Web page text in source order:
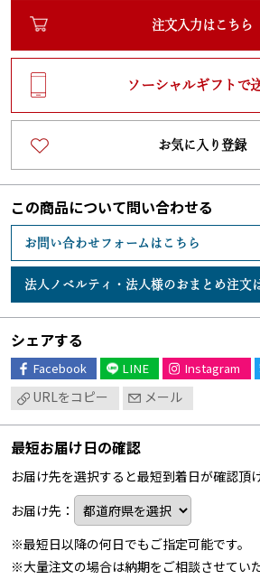
注文入力はこちら
ソーシャルギフトで
お気に入り登録
この商品について問い合わせる
お問い合わせフォームはこちら
法人ノベルティ・ 法人様のおまとめ注文
シェアする
Facebook LINE Instagram
URLをコピー メール
最短お届け日の確認
お届け先を選択すると最短到着日が確認頂け
お届け先：
※最短日以降の何日でもご指定可能です。
※大量注文の場合は納期をご相談させてい